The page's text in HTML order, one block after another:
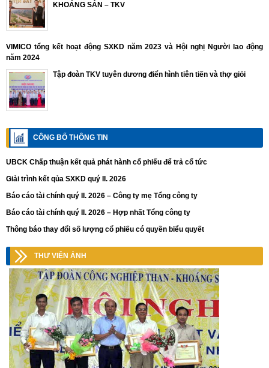
KHOÁNG SẢN – TKV
VIMICO tổng kết hoạt động SXKD năm 2023 và Hội nghị Người lao động
năm 2024
Tập đoàn TKV tuyên dương điển hình tiên tiến và thợ giỏi
CÔNG BỐ THÔNG TIN
UBCK Chấp thuận kết quả phát hành cổ phiếu để trả cổ tức
Giải trình kết qủa SXKD quý II. 2026
Báo cáo tài chính quý II. 2026 – Công ty mẹ Tổng công ty
Báo cáo tài chính quý II. 2026 – Hợp nhất Tổng công ty
Thông báo thay đổi số lượng cổ phiếu có quyền biểu quyết
THƯ VIỆN ẢNH